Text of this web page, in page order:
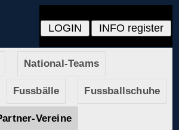
National-Teams
Fussbälle Fussballschuhe
Vereine